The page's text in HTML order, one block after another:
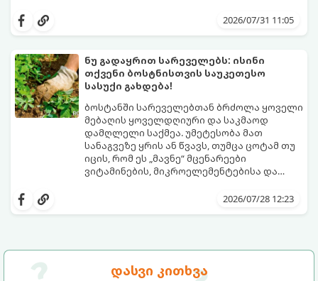
დასვი კითხვა
იცვლება, ამიტომ მნიშვნელოვანია
გამოვკვებოთ ვარდები ზაფხულში
2026/07/31 11:05
ნუ გადაყრით სარეველებს: ისინი
თქვენი ბოსტნისთვის საუკეთესო
სასუქი გახდება!
ბოსტანში სარეველებთან ბრძოლა ყოველი
მებაღის ყოველდღიური და საკმაოდ
დამღლელი საქმეა. უმეტესობა მათ
სანაგვეზე ყრის ან წვავს, თუმცა ცოტამ თუ
იცის, რომ ეს „მავნე“ მცენარეები
ვიტამინების, მიკროელემენტებისა და
ეკოლოგიურად სუფთა და საოცრად
გთავაზობთ სარეველების
საუკეთესო მეთოდს:
2026/07/28 12:23